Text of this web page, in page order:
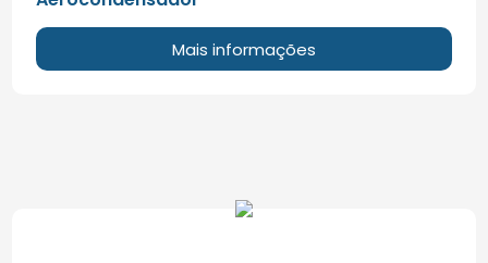
Mais informações